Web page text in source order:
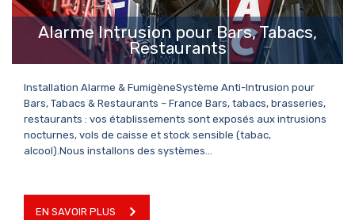
Alarme Intrusion pour Bars, Tabacs,
Restaurants
Installation Alarme & FumigèneSystème Anti-Intrusion pour
Bars, Tabacs & Restaurants – France Bars, tabacs, brasseries,
restaurants : vos établissements sont exposés aux intrusions
nocturnes, vols de caisse et stock sensible (tabac,
alcool).Nous installons des systèmes…
EN SAVOIR PLUS